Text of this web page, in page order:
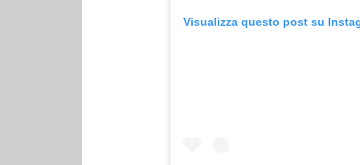
Visualizza questo post su